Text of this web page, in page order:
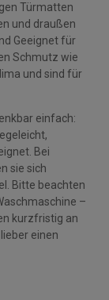
Türmatten
und draußen
Geeignet für
Schmutz wie
und sind für
einfach:
Bei
sie sich
Bitte beachten
–
kurzfristig an
einen